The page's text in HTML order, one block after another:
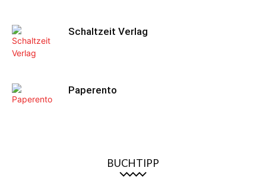
Schaltzeit Verlag
Paperento
BUCHTIPP